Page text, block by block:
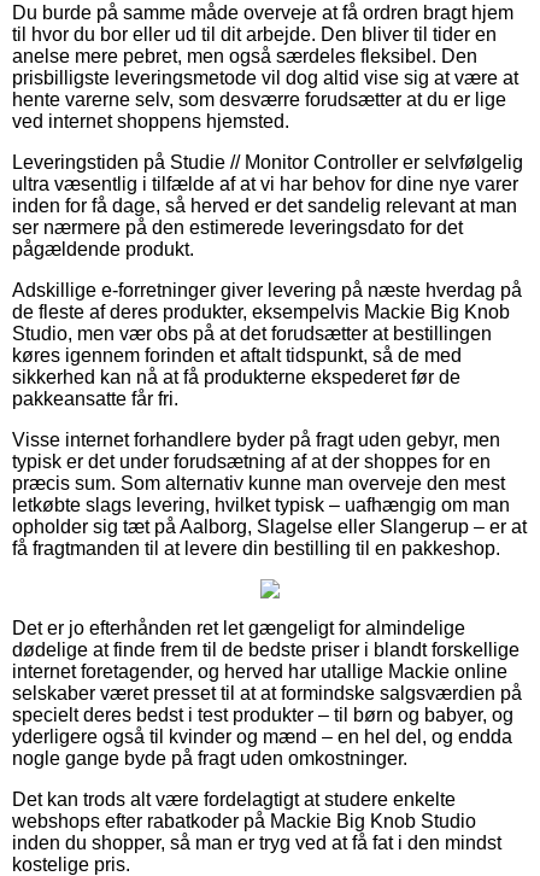
Du burde på samme måde overveje at få ordren bragt hjem
til hvor du bor eller ud til dit arbejde. Den bliver til tider en
anelse mere pebret, men også særdeles fleksibel. Den
prisbilligste leveringsmetode vil dog altid vise sig at være at
hente varerne selv, som desværre forudsætter at du er lige
ved internet shoppens hjemsted.
Leveringstiden på Studie // Monitor Controller er selvfølgelig
ultra væsentlig i tilfælde af at vi har behov for dine nye varer
inden for få dage, så herved er det sandelig relevant at man
ser nærmere på den estimerede leveringsdato for det
pågældende produkt.
Adskillige e-forretninger giver levering på næste hverdag på
de fleste af deres produkter, eksempelvis Mackie Big Knob
Studio, men vær obs på at det forudsætter at bestillingen
køres igennem forinden et aftalt tidspunkt, så de med
sikkerhed kan nå at få produkterne ekspederet før de
pakkeansatte får fri.
Visse internet forhandlere byder på fragt uden gebyr, men
typisk er det under forudsætning af at der shoppes for en
præcis sum. Som alternativ kunne man overveje den mest
letkøbte slags levering, hvilket typisk – uafhængig om man
opholder sig tæt på Aalborg, Slagelse eller Slangerup – er at
få fragtmanden til at levere din bestilling til en pakkeshop.
Det er jo efterhånden ret let gængeligt for almindelige
dødelige at finde frem til de bedste priser i blandt forskellige
internet foretagender, og herved har utallige Mackie online
selskaber været presset til at at formindske salgsværdien på
specielt deres bedst i test produkter – til børn og babyer, og
yderligere også til kvinder og mænd – en hel del, og endda
nogle gange byde på fragt uden omkostninger.
Det kan trods alt være fordelagtigt at studere enkelte
webshops efter rabatkoder på Mackie Big Knob Studio
inden du shopper, så man er tryg ved at få fat i den mindst
kostelige pris.